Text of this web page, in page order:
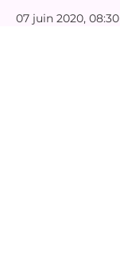
07 juin 2020, 08:30